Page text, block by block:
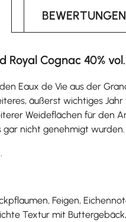
BEWERTUNGEN
Royal Cognac 40%
Eaux de Vie aus der
äußerst wichtiges
Weideflächen für den
nicht genehmigt wurden.
Feigen,
Textur mit